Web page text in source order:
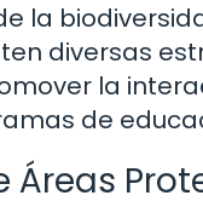
la
diversas
la
de
Áreas